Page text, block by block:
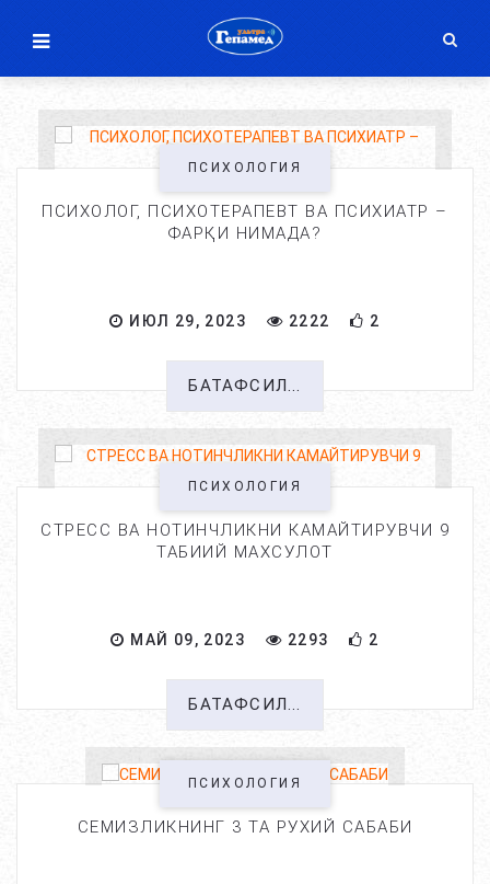
ПСИХОЛОГИЯ
ПСИХОЛОГ, ПСИХОТЕРАПЕВТ ВА ПСИХИАТР –
ФАРҚИ НИМАДА?
ИЮЛ 29, 2023 2222 2
БАТАФСИЛ...
ПСИХОЛОГИЯ
СТРЕСС ВА НОТИНЧЛИКНИ КАМАЙТИРУВЧИ 9
ТАБИИЙ МАХСУЛОТ
МАЙ 09, 2023 2293 2
БАТАФСИЛ...
ПСИХОЛОГИЯ
СЕМИЗЛИКНИНГ 3 ТА РУХИЙ САБАБИ